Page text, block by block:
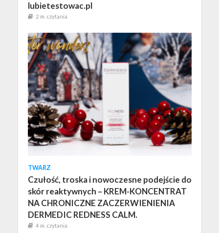
lubietestowac.pl
2 m. czytania
TWARZ
Czułość, troska i nowoczesne podejście do
skór reaktywnych – KREM-KONCENTRAT
NA CHRONICZNE ZACZERWIENIENIA
DERMEDIC REDNESS CALM.
4 m. czytania